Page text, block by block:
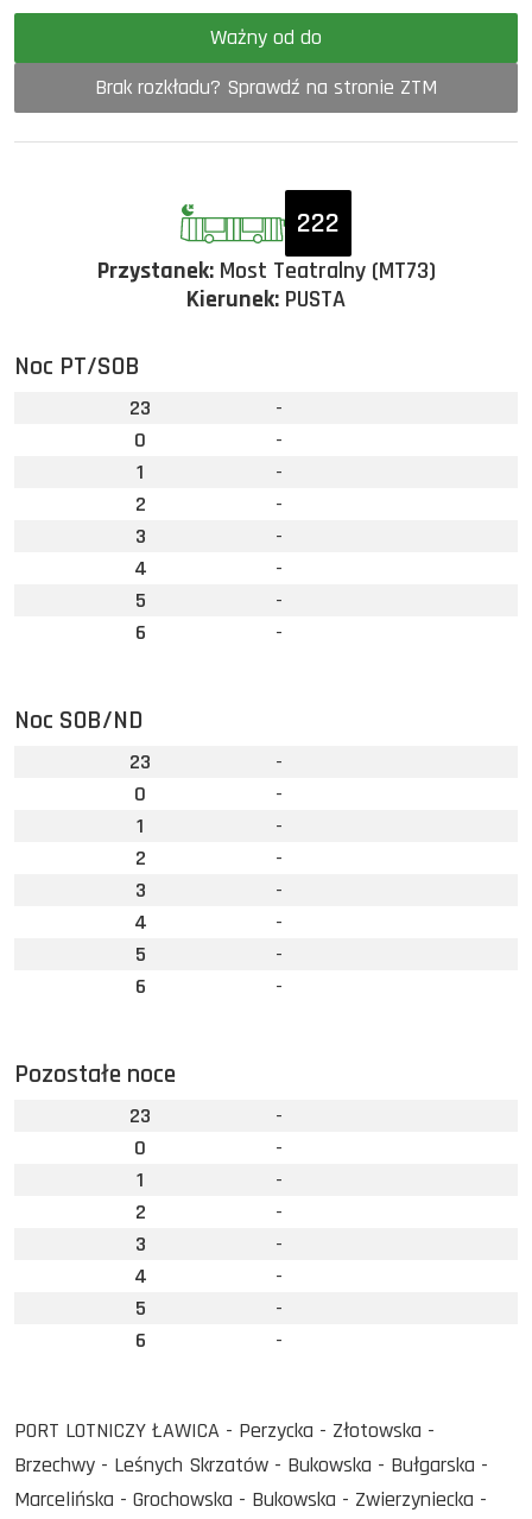
Ważny od do
Brak rozkładu? Sprawdź na stronie ZTM
222
Przystanek:Most Teatralny (MT73)
Kierunek: PUSTA
Noc PT/SOB
23
-
0
-
1
-
2
-
3
-
4
-
5
-
6
-
Noc SOB/ND
23
-
0
-
1
-
2
-
3
-
4
-
5
-
6
-
Pozostałe noce
23
-
0
-
1
-
2
-
3
-
4
-
5
-
6
-
PORT LOTNICZY ŁAWICA - Perzycka - Złotowska -
Brzechwy - Leśnych Skrzatów - Bukowska - Bułgarska -
Marcelińska - Grochowska - Bukowska - Zwierzyniecka -